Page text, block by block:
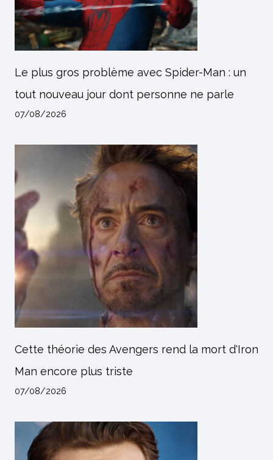
Le plus gros problème avec Spider-Man : un
tout nouveau jour dont personne ne parle
07/08/2026
Cette théorie des Avengers rend la mort d'Iron
Man encore plus triste
07/08/2026